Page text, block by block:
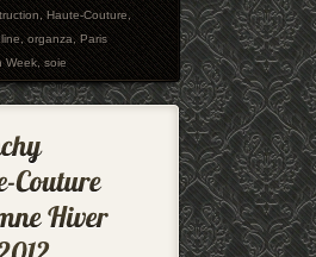
,Haute-Couture,
,organza,Paris
Week,soie